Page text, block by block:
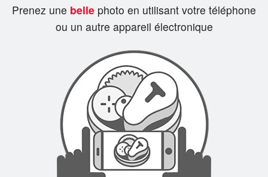
Panier (0)
Prenez une belle photo en utilisant votre téléphone
ou un autre appareil électronique